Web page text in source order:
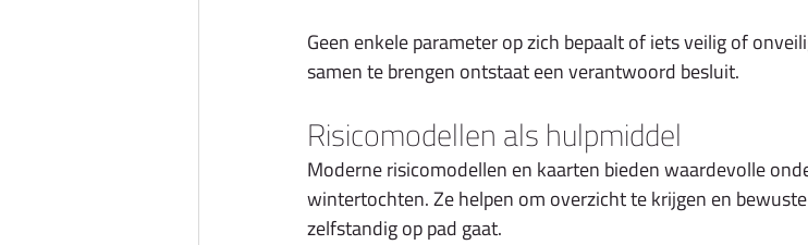
Geen enkele parameter op zich bepaalt of iets veilig of
samen te brengen ontstaat een verantwoord besluit.
Risicomodellen als hulpmiddel
Moderne risicomodellen en kaarten bieden waardevolle
wintertochten. Ze helpen om overzicht te krijgen en
zelfstandig op pad gaat.